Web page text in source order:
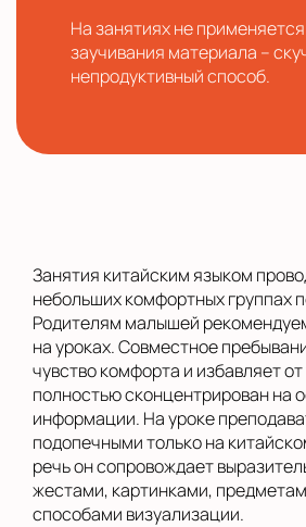
На занятиях не
заучивания материала –
непродуктивный способ.
Занятия китайским языком
небольших комфортных группах
Родителям малышей
на уроках. Совместное
чувство комфорта и избавляет
полностью сконцентрирован на
информации. На уроке
подопечными только на
речь он сопровождает
жестами, картинками,
способами визуализации.